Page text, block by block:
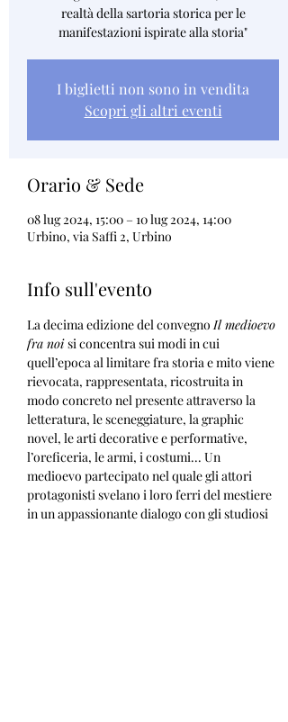
realtà della sartoria storica per le
manifestazioni ispirate alla storia"
I biglietti non sono in vendita
Scopri gli altri eventi
Orario & Sede
08 lug 2024, 15:00 – 10 lug 2024, 14:00
Urbino, via Saffi 2, Urbino
Info sull'evento
La decima edizione del convegno Il medioevo
fra noi si concentra sui modi in cui
quell’epoca al limitare fra storia e mito viene
rievocata, rappresentata, ricostruita in
modo concreto nel presente attraverso la
letteratura, le sceneggiature, la graphic
novel, le arti decorative e performative,
l’oreficeria, le armi, i costumi... Un
medioevo partecipato nel quale gli attori
protagonisti svelano i loro ferri del mestiere
in un appassionante dialogo con gli studiosi